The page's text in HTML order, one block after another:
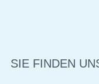
SIE FINDEN